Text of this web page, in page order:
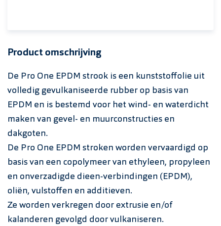
Product omschrijving
De Pro One EPDM strook is een kunststoffolie uit
volledig gevulkaniseerde rubber op basis van
EPDM en is bestemd voor het wind- en waterdicht
maken van gevel- en muurconstructies en
dakgoten.
De Pro One EPDM stroken worden vervaardigd op
basis van een copolymeer van ethyleen, propyleen
en onverzadigde dieen-verbindingen (EPDM),
oliën, vulstoffen en additieven.
Ze worden verkregen door extrusie en/of
kalanderen gevolgd door vulkaniseren.